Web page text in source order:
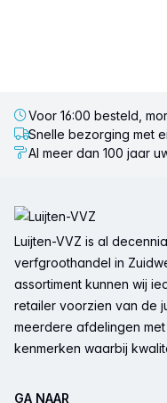
Voor 16:00 besteld,
Snelle bezorging met
Al meer dan 100 jaar
Luijten-VVZ is al
verfgroothandel in
assortiment kunnen wij
retailer voorzien van de
meerdere afdelingen
kenmerken waarbij
GA NAAR